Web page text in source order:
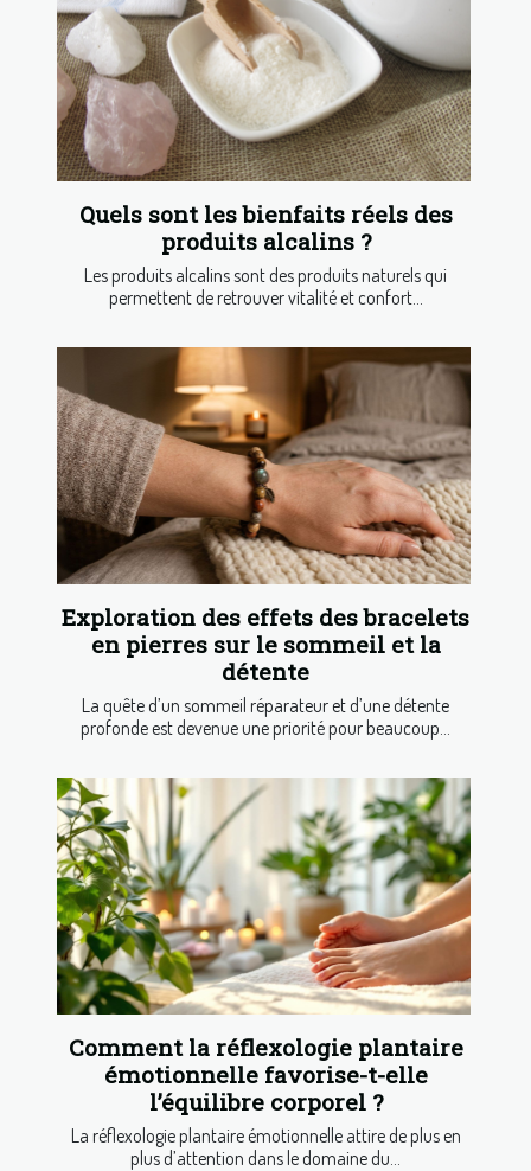
Quels sont les bienfaits réels des
produits alcalins ?
Les produits alcalins sont des produits naturels qui
permettent de retrouver vitalité et confort...
Exploration des effets des bracelets
en pierres sur le sommeil et la
détente
La quête d’un sommeil réparateur et d’une détente
profonde est devenue une priorité pour beaucoup...
Comment la réflexologie plantaire
émotionnelle favorise-t-elle
l’équilibre corporel ?
La réflexologie plantaire émotionnelle attire de plus en
plus d’attention dans le domaine du...